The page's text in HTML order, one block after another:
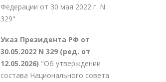
Федерации от 30 мая 2022 г. N
329"
Указ Президента РФ от
30.05.2022 N 329 (ред. от
12.05.2026) "Об утверждении
состава Национального совета